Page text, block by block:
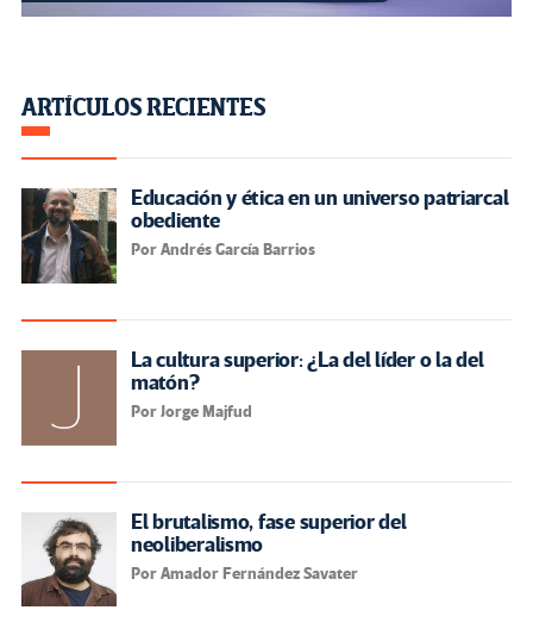
ARTÍCULOS RECIENTES
Educación y ética en un universo patriarcal
obediente
Por Andrés García Barrios
La cultura superior: ¿La del líder o la del
matón?
Por Jorge Majfud
El brutalismo, fase superior del
neoliberalismo
Por Amador Fernández Savater